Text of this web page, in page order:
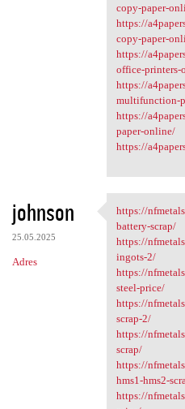
copy-paper-
https://
copy-paper-
https://
office-printers-
https://
multifunction-
https://
paper-online/
https://
johnson
25.05.2025
Adres
https://
https://
battery-scrap/
https://
ingots-2/
https://
steel-price/
https://
scrap-2/
https://
scrap/
https://
hms1-hms2-
https://